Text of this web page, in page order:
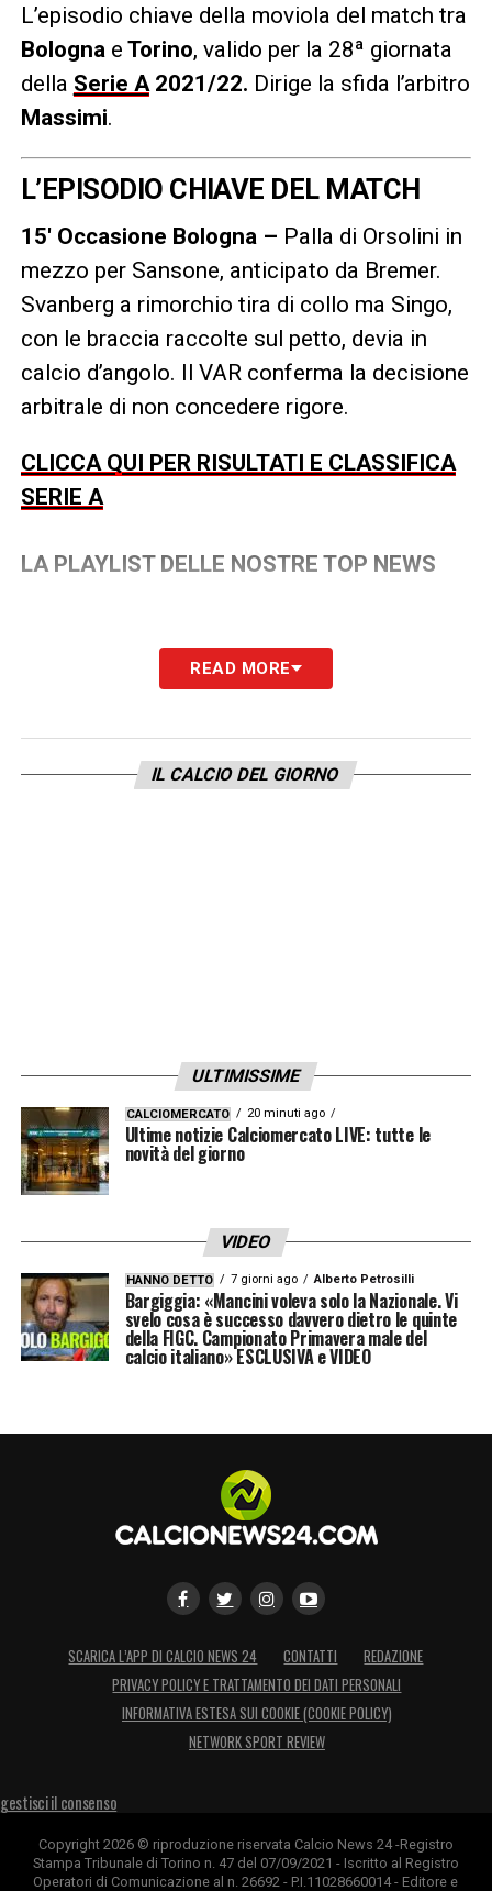
L’episodio chiave della moviola del match tra
Bologna e Torino, valido per la 28ª giornata
della Serie A2021/22. Dirige la sfida l’arbitro
Massimi.
L’EPISODIO CHIAVE DEL MATCH
15′ Occasione Bologna – Palla di Orsolini in
mezzo per Sansone, anticipato da Bremer.
Svanberg a rimorchio tira di collo ma Singo,
con le braccia raccolte sul petto, devia in
calcio d’angolo. Il VAR conferma la decisione
arbitrale di non concedere rigore.
CLICCA QUI PER RISULTATI E CLASSIFICA
SERIE A
LA PLAYLIST DELLE NOSTRE TOP NEWS
READ MORE
IL CALCIO DEL GIORNO
ULTIMISSIME
CALCIOMERCATO 20 minuti ago
Ultime notizie Calciomercato LIVE: tutte le
novità del giorno
VIDEO
HANNO DETTO 7 giorni ago Alberto Petrosilli
Bargiggia: «Mancini voleva solo la Nazionale. Vi
svelo cosa è successo davvero dietro le quinte
della FIGC. Campionato Primavera male del
calcio italiano» ESCLUSIVA e VIDEO
SCARICA L’APP DI CALCIO NEWS 24 CONTATTI
REDAZIONE
PRIVACY POLICY E TRATTAMENTO DEI DATI PERSONALI
INFORMATIVA ESTESA SUI COOKIE (COOKIE POLICY)
NETWORK SPORT REVIEW
gestisci il consenso
Copyright 2026 © riproduzione riservata Calcio News 24 -Registro
Stampa Tribunale di Torino n. 47 del 07/09/2021 - Iscritto al Registro
Operatori di Comunicazione al n. 26692 - P.I.11028660014 - Editore e